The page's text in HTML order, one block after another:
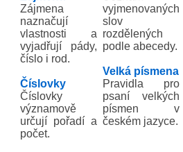
Zájmena
naznačují
vlastnosti a
vyjadřují pády,
číslo i rod.
Číslovky
Číslovky
významově
určují pořadí a
počet.
vyjmenovaných
slov
rozdělených
podle abecedy.
Velká písmena
Pravidla pro
psaní velkých
písmen v
českém jazyce.